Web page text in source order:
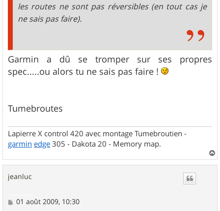
les routes ne sont pas réversibles (en tout cas je
ne sais pas faire).
Garmin a dû se tromper sur ses propres
spec.....ou alors tu ne sais pas faire !
Tumebroutes
Lapierre X control 420 avec montage Tumebroutien -
garmin edge 305 - Dakota 20 - Memory map.
a
jeanluc
M
01 août 2009, 10:30